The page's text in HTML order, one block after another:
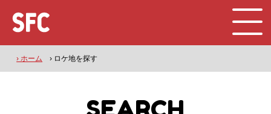
› ホーム › ロケ地を探す